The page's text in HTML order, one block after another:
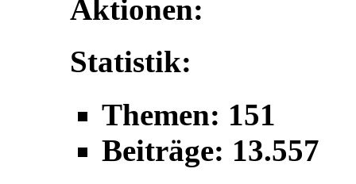
Aktionen:
Statistik:
Themen: 151
Beiträge: 13.557